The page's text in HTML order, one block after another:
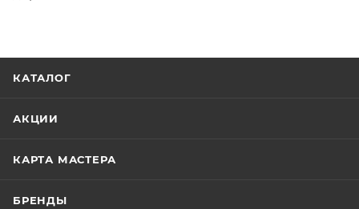
КАТАЛОГ
АКЦИИ
КАРТА МАСТЕРА
БРЕНДЫ